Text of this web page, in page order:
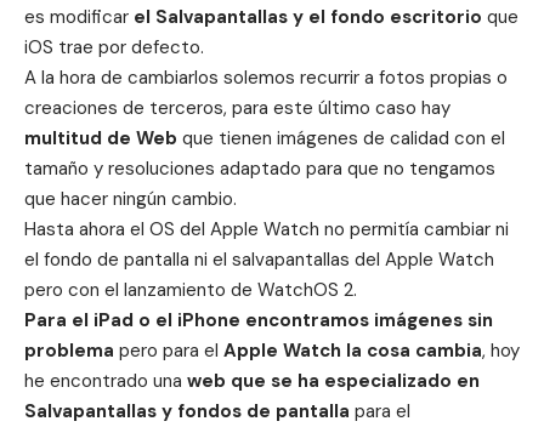
es modificar el Salvapantallas y el fondo escritorio que
iOS trae por defecto.
A la hora de cambiarlos solemos recurrir a fotos propias o
creaciones de terceros, para este último caso hay
multitud de Web que tienen imágenes de calidad con el
tamaño y resoluciones adaptado para que no tengamos
que hacer ningún cambio.
Hasta ahora el OS del Apple Watch no permitía cambiar ni
el fondo de pantalla ni el salvapantallas del Apple Watch
pero con el lanzamiento de WatchOS 2.
Para el iPad o el iPhone encontramos imágenes sin
problema pero para el Apple Watch la cosa cambia, hoy
he encontrado una web que se ha especializado en
Salvapantallas y fondos de pantalla para el